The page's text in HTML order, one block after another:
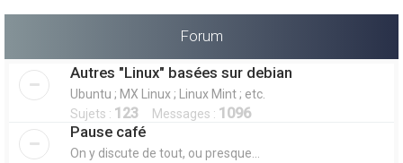
Forum
Autres "Linux" basées sur debian
Ubuntu ; MX Linux ; Linux Mint ; etc.
Sujets : 123 Messages : 1096
Pause café
On y discute de tout, ou presque...